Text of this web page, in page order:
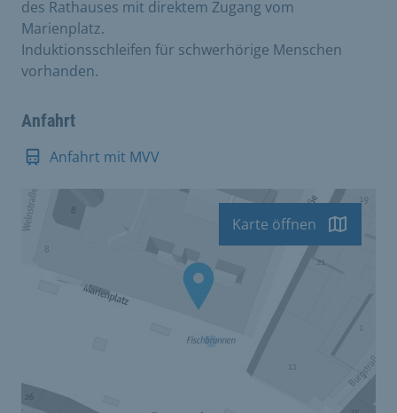
des Rathauses mit direktem Zugang vom
Marienplatz.
Induktionsschleifen für schwerhörige Menschen
vorhanden.
Anfahrt
Anfahrt mit MVV
Karte öffnen